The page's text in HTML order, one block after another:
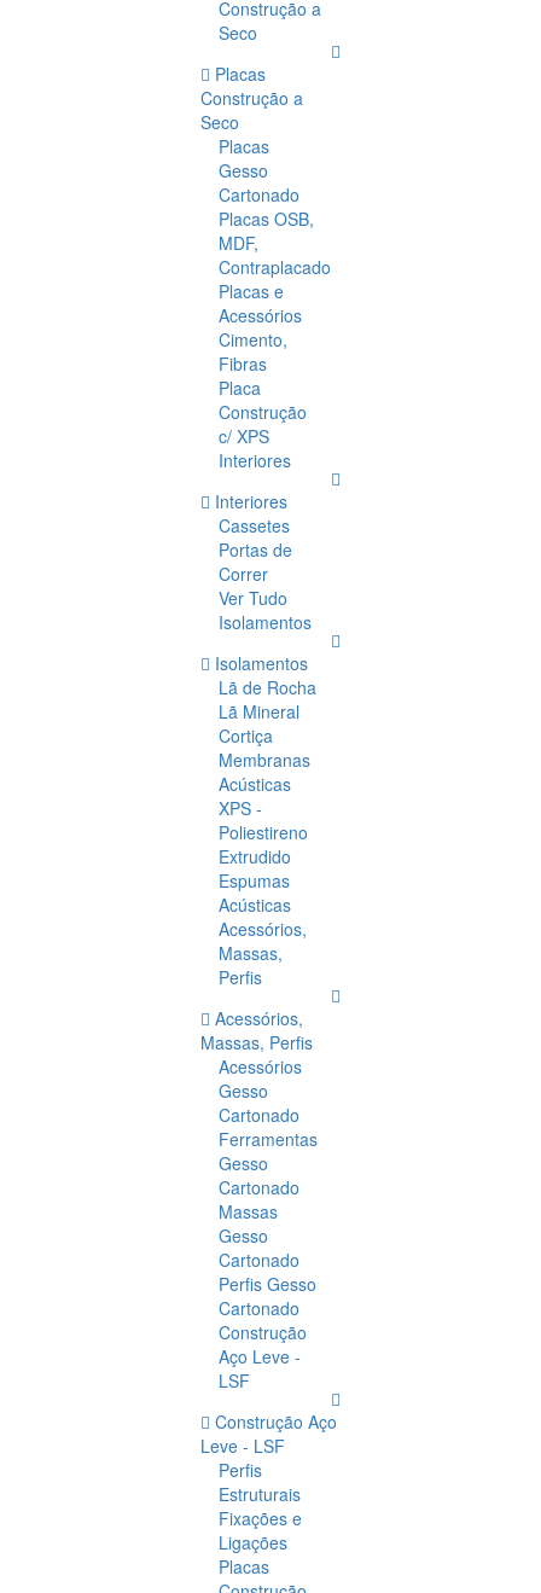
Construção a
Seco
Placas
Construção a
Seco
Placas
Gesso
Cartonado
Placas OSB,
MDF,
Contraplacado
Placas e
Acessórios
Cimento,
Fibras
Placa
Construção
c/ XPS
Interiores
Interiores
Cassetes
Portas de
Correr
Ver Tudo
Isolamentos
Isolamentos
Lã de Rocha
Lã Mineral
Cortiça
Membranas
Acústicas
XPS -
Poliestireno
Extrudido
Espumas
Acústicas
Acessórios,
Massas,
Perfis
Acessórios,
Massas, Perfis
Acessórios
Gesso
Cartonado
Ferramentas
Gesso
Cartonado
Massas
Gesso
Cartonado
Perfis Gesso
Cartonado
Construção
Aço Leve -
LSF
Construção Aço
Leve - LSF
Perfis
Estruturais
Fixações e
Ligações
Placas